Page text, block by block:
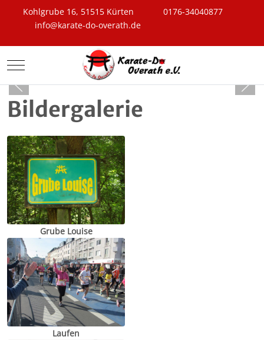
Kohlgrube 16, 51515 Kürten
0176-34040877
info@karate-do-overath.de
Mobile Menu Toggle
Bildergalerie
Grube Louise
Laufen